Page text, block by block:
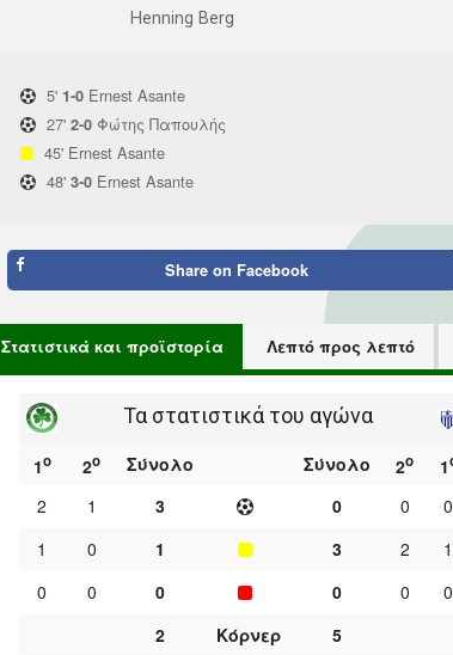
Henning Berg
5' 1-0 Ernest Asante
27' 2-0 Φώτης Παπουλής
45' Ernest Asante
48' 3-0 Ernest Asante
Share on Facebook
Στατιστικά και προϊστορία Λεπτό προς λεπτό
Τα στατιστικά του αγώνα
1ο 2ο Σύνολο Σύνολο 2ο 1
2 1 3 0 0
0
1
0 1 3 2
1
0
0 0 0 0
0
2
Κόρνερ
5